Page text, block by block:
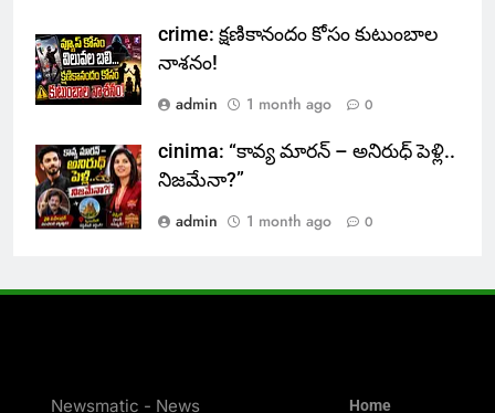
crime: క్షణికానందం కోసం కుటుంబాల
నాశనం!
admin
1 month ago 0
cinima: “కావ్య మారన్ – అనిరుధ్ పెళ్లి..
నిజమేనా?”
admin
1 month ago 0
Newsmatic - News Home